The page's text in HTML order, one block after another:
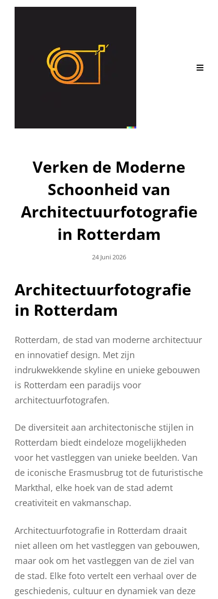
Verken de Moderne
Schoonheid van
Architectuurfotografie
in Rotterdam
Geplaatst
24 Juni 2026
Architectuurfotografie
in Rotterdam
Rotterdam, de stad van moderne architectuur
en innovatief design. Met zijn
indrukwekkende skyline en unieke gebouwen
is Rotterdam een paradijs voor
architectuurfotografen.
De diversiteit aan architectonische stijlen in
Rotterdam biedt eindeloze mogelijkheden
voor het vastleggen van unieke beelden. Van
de iconische Erasmusbrug tot de futuristische
Markthal, elke hoek van de stad ademt
creativiteit en vakmanschap.
Architectuurfotografie in Rotterdam draait
niet alleen om het vastleggen van gebouwen,
maar ook om het vastleggen van de ziel van
de stad. Elke foto vertelt een verhaal over de
geschiedenis, cultuur en dynamiek van deze